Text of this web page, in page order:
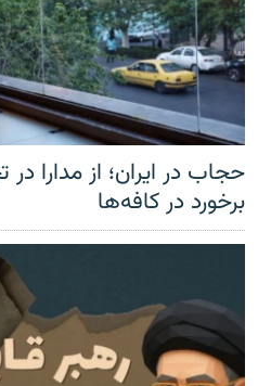
حجاب در ایران؛ از مدارا
برخورد در کافه‌ها